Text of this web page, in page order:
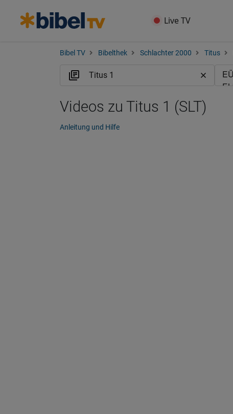
Live TV
Bibel TV Bibelthek Schlachter 2000 Titus
Videos zu Titus 1 (SLT)
Anleitung und Hilfe